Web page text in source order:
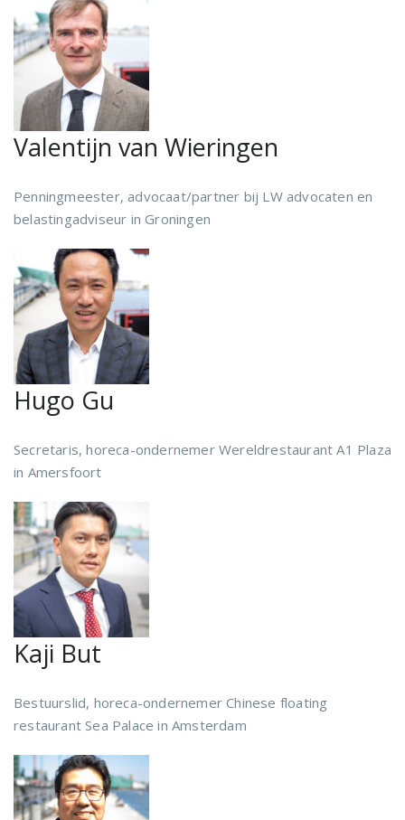
Valentijn van Wieringen
Penningmeester, advocaat/partner bij LW advocaten en
belastingadviseur in Groningen
Hugo Gu
Secretaris, horeca-ondernemer Wereldrestaurant A1 Plaza
in Amersfoort
Kaji But
Bestuurslid, horeca-ondernemer Chinese floating
restaurant Sea Palace in Amsterdam